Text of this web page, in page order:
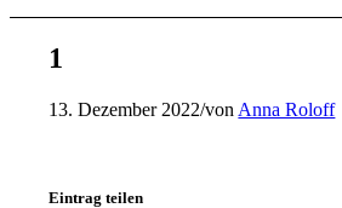
1
13. Dezember 2022/von Anna Roloff
Eintrag teilen